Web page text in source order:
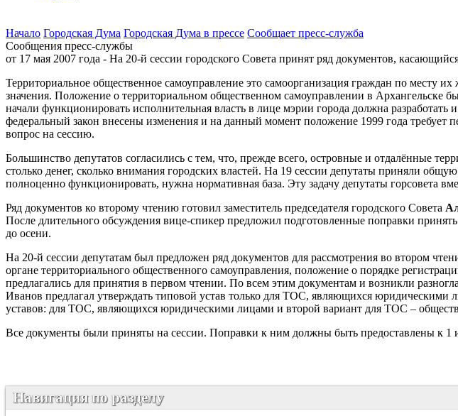
Начало Городская Дума Городская Дума в прессе Сообщает пресс-cлужба
Сообщения пресс-службы
от 17 мая 2007 года - На 20-й сессии городского Совета принят ряд документов,
Территориальное общественное самоуправление это самоорганизация граждан по месту
значения. Положение о территориальном общественном самоуправлении в
начали функционировать исполнительная власть в лице мэрии города должна
федеральный закон внесены изменения и на данный момент положение 1999 года требует
вопрос на сессию.
Большинство депутатов согласились с тем, что, прежде всего, островные и отдалённые
столько денег, сколько внимания городских властей. На 19 сессии депутаты приняли
полноценно функционировать, нужна нормативная база. Эту задачу депутаты горсовета
Ряд документов ко второму чтению готовил заместитель председателя городского Совета
После длительного обсуждения вице-спикер предложил подготовленные поправки
до осени.
На 20-й сессии депутатам был предложен ряд документов для рассмотрения во втором
органе территориального общественного самоуправления, положение о порядке
предлагались для принятия в первом чтении. По всем этим документам и возникли
Иванов предлагал утверждать типовой устав только для ТОС, являющихся юридическими
уставов: для ТОС, являющихся юридическими лицами и второй вариант для ТОС –
Все документы были приняты на сессии. Поправки к ним должны быть предоставлены к 1
Навигация по разделу